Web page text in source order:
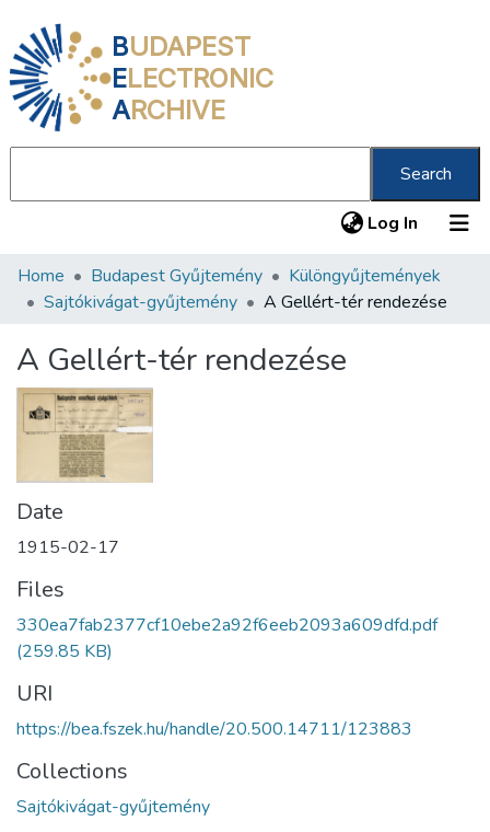
BUDAPEST
ELECTRONIC
ARCHIVE
Search
Log In (current)
Communities & Collections
Statistics
About us
Home Budapest Gyűjtemény
Különgyűjtemények
Sajtókivágat-gyűjtemény
A Gellért-tér rendezése
A Gellért-tér rendezése
Date
1915-02-17
Files
330ea7fab2377cf10ebe2a92f6eeb2093a609dfd.pdf
(259.85 KB)
URI
https://bea.fszek.hu/handle/20.500.14711/123883
Collections
Sajtókivágat-gyűjtemény